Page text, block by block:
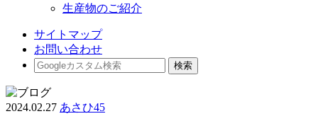
生産物のご紹介
サイトマップ
お問い合わせ
2024.02.27 あさひ45